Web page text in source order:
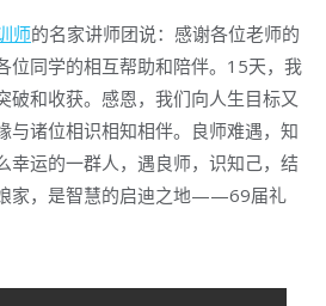
师的名家讲师团说：感谢各位老师的
位同学的相互帮助和陪伴。15天，我
破和收获。感恩，我们向人生目标又
与诸位相识相知相伴。良师难遇，知
幸运的一群人，遇良师，识知己，结
家，是智慧的启迪之地——69届礼